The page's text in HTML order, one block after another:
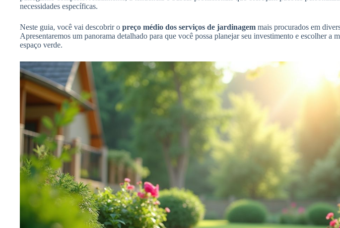
necessidades específicas.
Neste guia, você vai descobrir o preço médio dos serviços de jardinagem mais procurados em
Apresentaremos um panorama detalhado para que você possa planejar seu investimento e escolher a
espaço verde.